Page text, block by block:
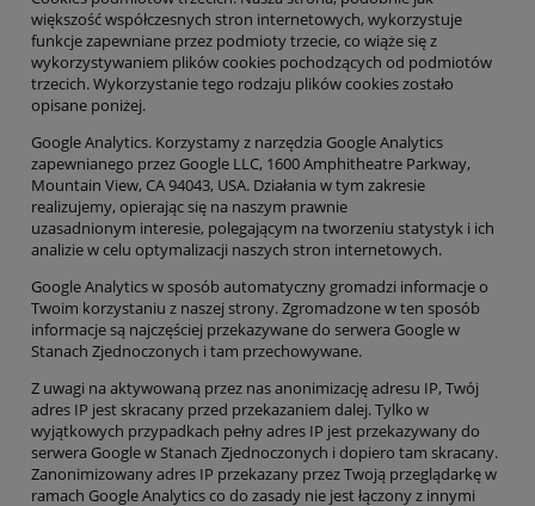
większość współczesnych stron internetowych, wykorzystuje
funkcje zapewniane przez podmioty trzecie, co wiąże się z
wykorzystywaniem plików cookies pochodzących od podmiotów
trzecich. Wykorzystanie tego rodzaju plików cookies zostało
opisane poniżej.
Google Analytics. Korzystamy z narzędzia Google Analytics
zapewnianego przez Google LLC, 1600 Amphitheatre Parkway,
Mountain View, CA 94043, USA. Działania w tym zakresie
realizujemy, opierając się na naszym prawnie
uzasadnionym interesie, polegającym na tworzeniu statystyk i ich
analiziew celu optymalizacji naszych stron internetowych.
Google Analyticsw sposób automatyczny gromadzi informacje o
Twoim korzystaniu z naszej strony. Zgromadzone w ten sposób
informacjesą najczęściej przekazywanedo serwera Google w
Stanach Zjednoczonych i tam przechowywane.
Z uwagi na aktywowaną przez nas anonimizację adresu IP, Twój
adres IP jest skracany przed przekazaniem dalej.Tylko w
wyjątkowych przypadkach pełny adres IP jest przekazywany do
serwera Google w Stanach Zjednoczonych i dopiero tam skracany.
Zanonimizowany adres IP przekazany przez Twoją przeglądarkę w
ramach Google Analytics co do zasady nie jest łączony z innymi